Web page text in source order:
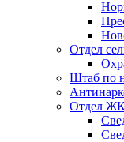
Отдел
Штаб по
Отдел